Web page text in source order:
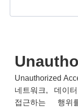
Unauthorized
네트워크, 데이
접근하는 행